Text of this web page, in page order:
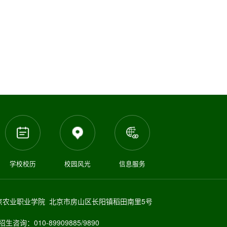
学校校历 校园风光 信息服务
农业职业学院 北京市房山区长阳镇稻田南里5号
生咨询：010-89909885/9890